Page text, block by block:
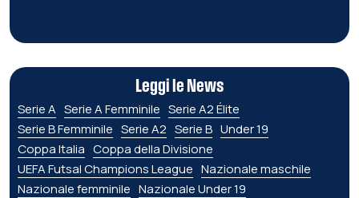
Leggi le News
Serie A Serie A Femminile Serie A2 Élite
Serie B Femminile Serie A2 Serie B Under 19
Coppa Italia Coppa della Divisione
UEFA Futsal Champions League Nazionale maschile
Nazionale femminile Nazionale Under 19